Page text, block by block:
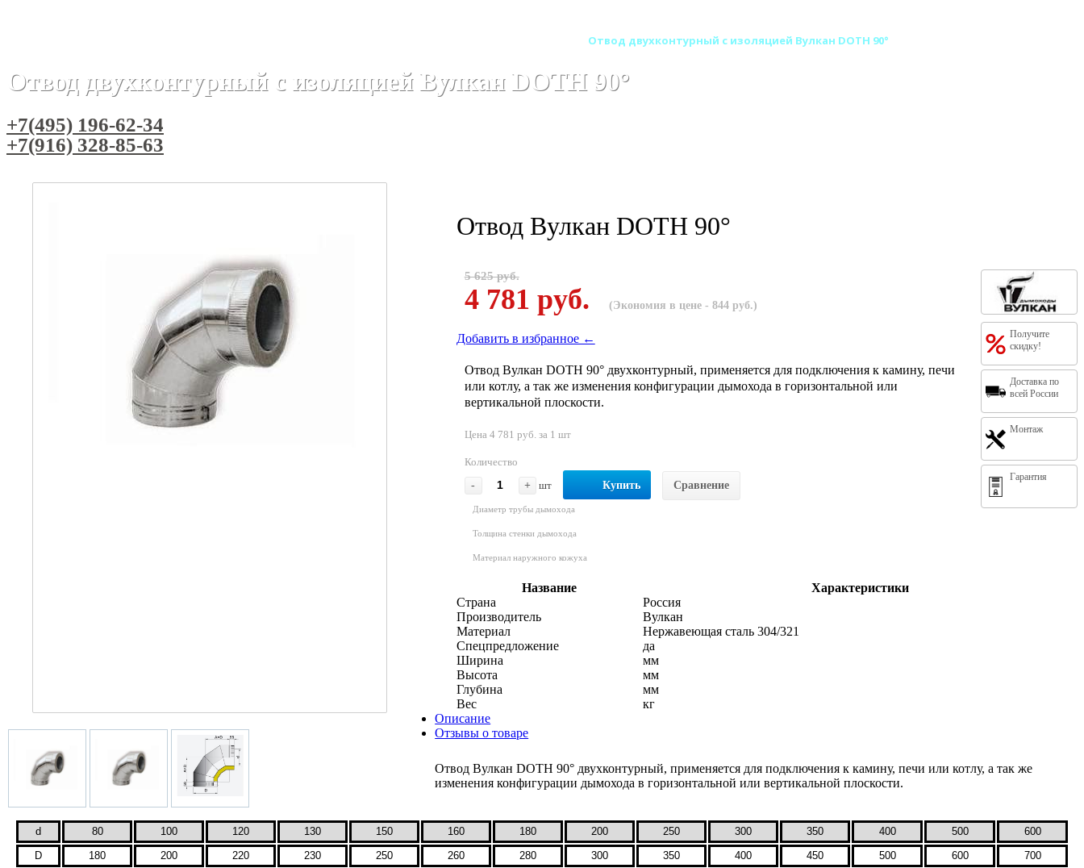
Отвод двухконтурный с изоляцией Вулкан DOTH 90°
Отвод двухконтурный с изоляцией Вулкан DOTH 90°
+7(495) 196-62-34
+7(916) 328-85-63
Отвод Вулкан DOTH 90°
Получите
скидку!
Доставка по
всей России
Монтаж
Гарантия
5 625 руб.
4 781 руб. (Экономия в цене - 844 руб.)
Добавить в избранное ←
Отвод Вулкан DOTH 90° двухконтурный, применяется для подключения к камину, печи
или котлу, а так же изменения конфигурации дымохода в горизонтальной или
вертикальной плоскости.
Цена 4 781 руб. за 1 шт
Количество
-
+ шт Купить Сравнение
Диаметр трубы дымохода
Толщина стенки дымохода
Материал наружного кожуха
Название
Характеристики
Страна
Россия
Производитель
Вулкан
Материал
Нержавеющая сталь 304/321
Спецпредложение
да
Ширина
мм
Высота
мм
Глубина
мм
Вес
кг
Описание
Отзывы о товаре
Отвод Вулкан DOTH 90° двухконтурный, применяется для подключения к камину, печи или котлу, а так же
изменения конфигурации дымохода в горизонтальной или вертикальной плоскости.
d 80 100 120 130 150 160 180 200 250 300 350 400 500
600
D
180 200 220 230 250 260 280 300 350 400 450 500 600 700